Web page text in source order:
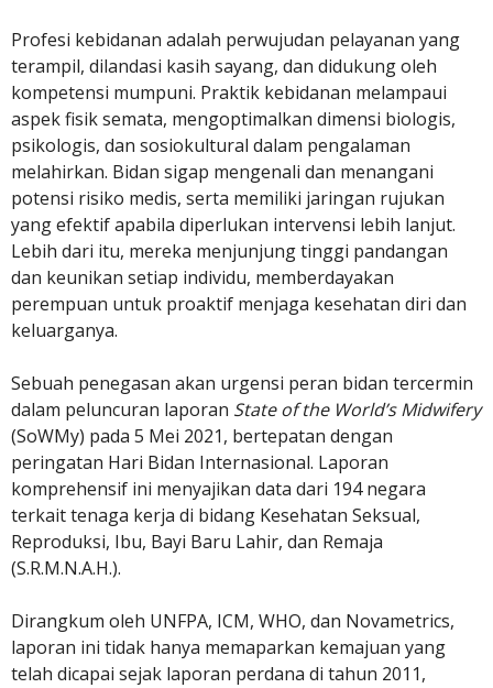
Profesi kebidanan adalah perwujudan pelayanan yang
terampil, dilandasi kasih sayang, dan didukung oleh
kompetensi mumpuni. Praktik kebidanan melampaui
aspek fisik semata, mengoptimalkan dimensi biologis,
psikologis, dan sosiokultural dalam pengalaman
melahirkan. Bidan sigap mengenali dan menangani
potensi risiko medis, serta memiliki jaringan rujukan
yang efektif apabila diperlukan intervensi lebih lanjut.
Lebih dari itu, mereka menjunjung tinggi pandangan
dan keunikan setiap individu, memberdayakan
perempuan untuk proaktif menjaga kesehatan diri dan
keluarganya.
Sebuah penegasan akan urgensi peran bidan tercermin
dalam peluncuran laporan State of the World’s Midwifery
(SoWMy) pada 5 Mei 2021, bertepatan dengan
peringatan Hari Bidan Internasional. Laporan
komprehensif ini menyajikan data dari 194 negara
terkait tenaga kerja di bidang Kesehatan Seksual,
Reproduksi, Ibu, Bayi Baru Lahir, dan Remaja
(S.R.M.N.A.H.).
Dirangkum oleh UNFPA, ICM, WHO, dan Novametrics,
laporan ini tidak hanya memaparkan kemajuan yang
telah dicapai sejak laporan perdana di tahun 2011,